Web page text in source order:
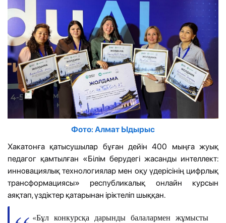
Фото: Алмат Ыдырыс
Хакатонға қатысушылар бұған дейін 400 мыңға жуық
педагог қамтылған «Білім берудегі жасанды интеллект:
инновациялық технологиялар мен оқу үдерісінің цифрлық
трансформациясы» республикалық онлайн курсын
аяқтап, үздіктер қатарынан іріктеліп шыққан.
«Бұл конкурсқа дарынды балалармен жұмысты